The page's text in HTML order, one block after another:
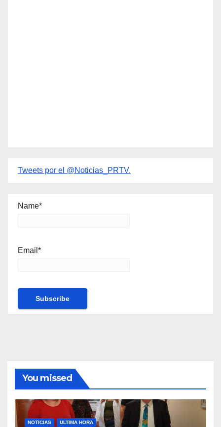
Tweets por el @Noticias_PRTV.
Name*
Email*
You missed
NOTICIAS ULTIMA HORA